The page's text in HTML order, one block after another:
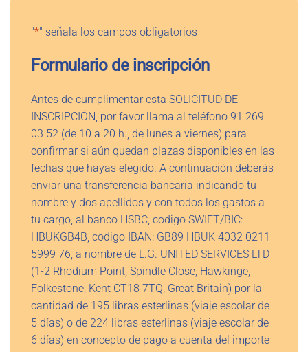
"*" señala los campos obligatorios
Formulario de inscripción
Antes de cumplimentar esta SOLICITUD DE
INSCRIPCIÓN, por favor llama al teléfono 91 269
03 52 (de 10 a 20 h., de lunes a viernes) para
confirmar si aún quedan plazas disponibles en las
fechas que hayas elegido. A continuación deberás
enviar una transferencia bancaria indicando tu
nombre y dos apellidos y con todos los gastos a
tu cargo, al banco HSBC, codigo SWIFT/BIC:
HBUKGB4B, codigo IBAN: GB89 HBUK 4032 0211
5999 76, a nombre de L.G. UNITED SERVICES LTD
(1-2 Rhodium Point, Spindle Close, Hawkinge,
Folkestone, Kent CT18 7TQ, Great Britain) por la
cantidad de 195 libras esterlinas (viaje escolar de
5 días) o de 224 libras esterlinas (viaje escolar de
6 días) en concepto de pago a cuenta del importe